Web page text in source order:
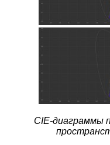
CIE-диаграммы